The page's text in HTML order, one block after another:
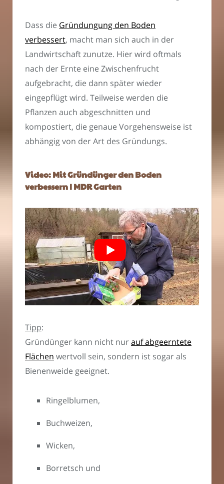
Dass die Gründungung den Boden
verbessert, macht man sich auch in der
Landwirtschaft zunutze. Hier wird oftmals
nach der Ernte eine Zwischenfrucht
aufgebracht, die dann später wieder
eingepflügt wird. Teilweise werden die
Pflanzen auch abgeschnitten und
kompostiert, die genaue Vorgehensweise ist
abhängig von der Art des Gründungs.
Video: Mit Gründünger den Boden
verbessern | MDR Garten
Tipp:
Gründünger kann nicht nurauf abgeerntete
Flächen wertvoll sein, sondern ist sogar als
Bienenweide geeignet.
Ringelblumen,
Buchweizen,
Wicken,
Borretsch und